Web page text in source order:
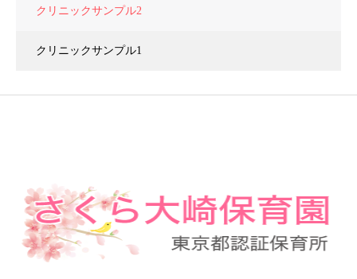
クリニックサンプル2
クリニックサンプル1